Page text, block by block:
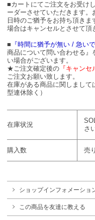
■カートにてご注文をお受け
ーダーさせていただきます
日時のご猶予をお持ち頂き
場合はキャンセルとさせて頂
■ 『時間に猶予が無い / 急い
商品について問い合わせる』
い場合がございます。
★ご注文確定後の 『キャンセ
ご注文お願い致します。
在庫がある商品に関しまし
型連休除く）
在庫状況
さ
購入数 売
ショップインフォメーショ
この商品を友達に教える